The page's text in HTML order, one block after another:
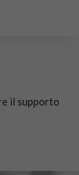
il supporto